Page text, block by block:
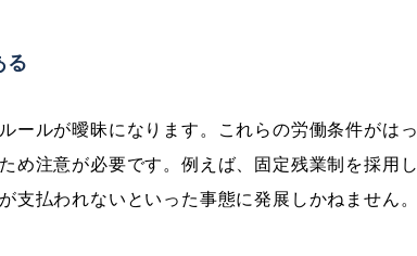
る
ールが曖昧になります。これらの労働条件がはっ
め注意が必要です。例えば、固定残業制を採用し
払われないといった事態に発展しかねません。